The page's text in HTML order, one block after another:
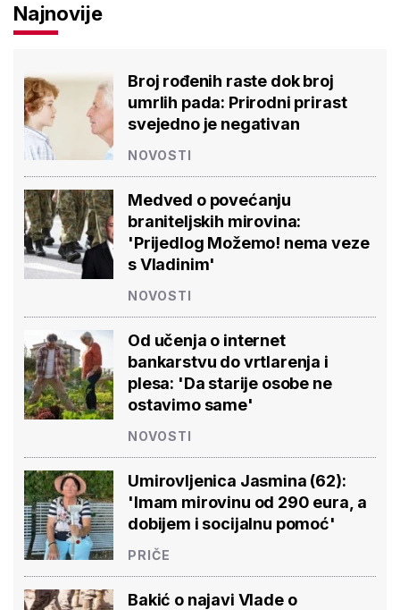
Najnovije
Broj rođenih raste dok broj
umrlih pada: Prirodni prirast
svejedno je negativan
NOVOSTI
Medved o povećanju
braniteljskih mirovina:
'Prijedlog Možemo! nema veze
s Vladinim'
NOVOSTI
Od učenja o internet
bankarstvu do vrtlarenja i
plesa: 'Da starije osobe ne
ostavimo same'
NOVOSTI
Umirovljenica Jasmina (62):
'Imam mirovinu od 290 eura, a
dobijem i socijalnu pomoć'
PRIČE
Bakić o najavi Vlade o